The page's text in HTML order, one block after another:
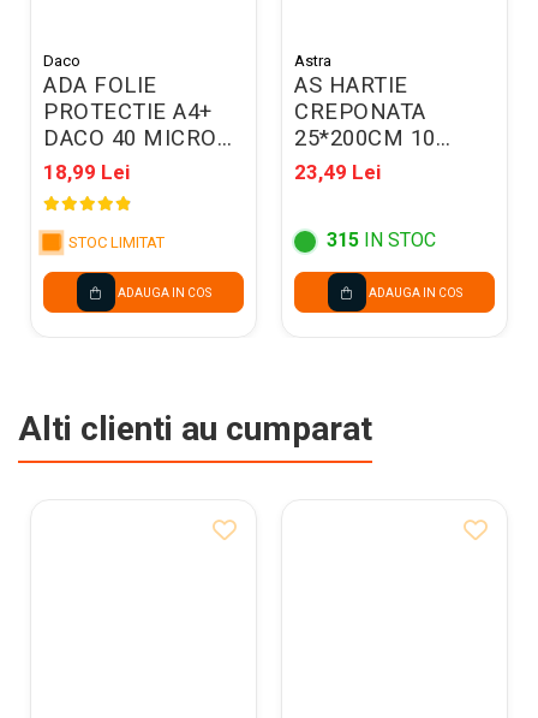
Daco
ADA FOLIE
PROTECTIE A4+
DACO 40 MICRONI
100/SET FO002
18,99 Lei
STOC LIMITAT
ADAUGA IN COS
Astra
AS HARTIE
CREPONATA
25*200CM 10
CULORI/SET
113021033
23,49 Lei
315 IN STOC
ADAUGA IN COS
Alti clienti au cumparat